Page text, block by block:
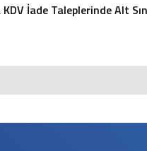
İade Taleplerinde Alt